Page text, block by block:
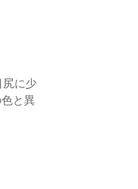
尻に少
と異